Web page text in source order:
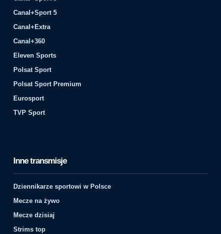
Canal+Sport 5
Canal+Extra
Canal+360
Eleven Sports
Polsat Sport
Polsat Sport Premium
Eurosport
TVP Sport
Inne transmisje
Dziennikarze sportowi w Polsce
Mecze na żywo
Mecze dzisiaj
Strims top